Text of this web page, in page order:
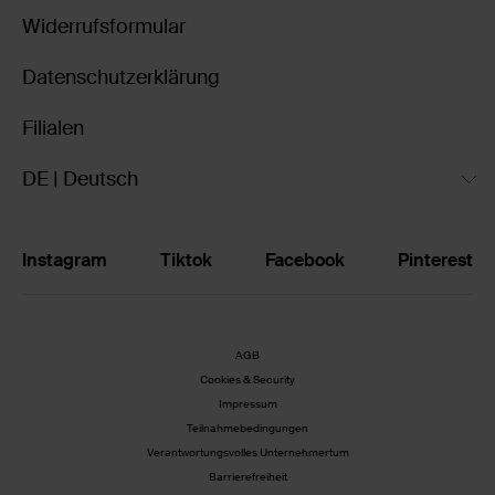
Widerrufsformular
Datenschutzerklärung
Filialen
DE | Deutsch
Instagram Tiktok Facebook Pinterest
AGB
Cookies & Security
Impressum
Teilnahmebedingungen
Verantwortungsvolles Unternehmertum
Barrierefreiheit